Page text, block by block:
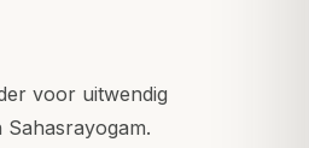
voor uitwendig